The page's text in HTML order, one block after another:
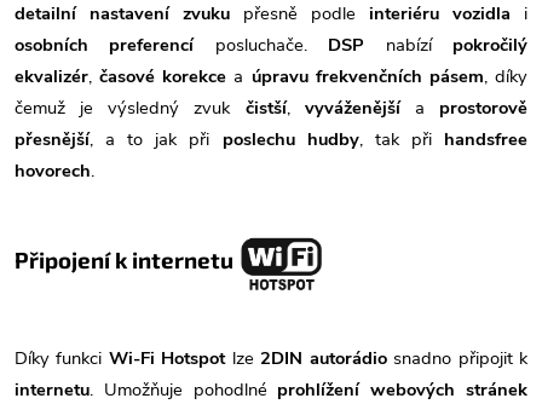
detailní nastavení zvuku přesně podle interiéru vozidla i
osobních preferencíposluchače. DSP nabízí pokročilý
ekvalizér,časové korekce a úpravu frekvenčních pásem, díky
čemuž je výsledný zvuk čistší, vyváženějšía prostorově
přesnější, a to jak při poslechu hudby, tak při handsfree
hovorech.
Připojení k internetu
Díky funkci Wi-Fi Hotspotlze 2DIN autorádiosnadno připojit k
internetu. Umožňuje pohodlné prohlížení webových stránek